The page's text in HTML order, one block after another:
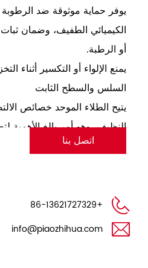
يوفر حماية موثوقة ضد الرطوبة
الكيميائي الطفيف، وضمان
أو الرطبة.
يمنع الإلواء أو التكسير أثناء
السلس والسطح الثابت
يتيح الطلاء الموحد خصائص
النظيف، وهو أمر بالغ الأهمية
عالية الجودة.
صديقة للبيئة وآمنة
تمتثل لمعايير درجة الغذاء
اتصل بنا
+86-13621727329
info@piaozhihua.com